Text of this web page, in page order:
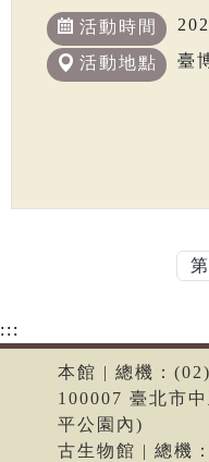
活動時間
活動地點 臺
:::
本館 | 總機：
100007 臺北市
平公園內)
古生物館 | 總機